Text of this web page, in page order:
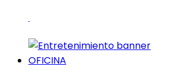
OFICINA